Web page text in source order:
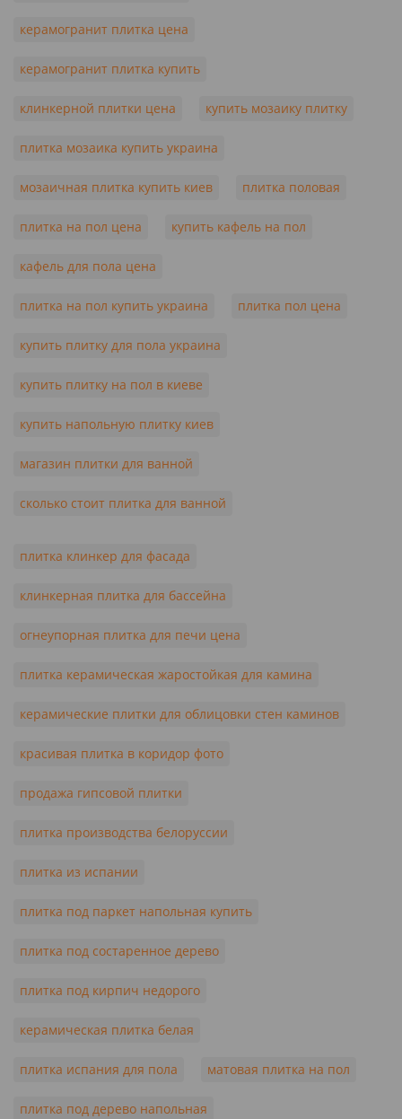
керамогранит плитка цена
керамогранит плитка купить
клинкерной плитки цена купить мозаику плитку
плитка мозаика купить украина
мозаичная плитка купить киев плитка половая
плитка на пол цена купить кафель на пол
кафель для пола цена
плитка на пол купить украина плитка пол цена
купить плитку для пола украина
купить плитку на пол в киеве
купить напольную плитку киев
магазин плитки для ванной
сколько стоит плитка для ванной
плитка клинкер для фасада
клинкерная плитка для бассейна
огнеупорная плитка для печи цена
плитка керамическая жаростойкая для камина
керамические плитки для облицовки стен каминов
красивая плитка в коридор фото
продажа гипсовой плитки
плитка производства белоруссии
плитка из испании
плитка под паркет напольная купить
плитка под состаренное дерево
плитка под кирпич недорого
керамическая плитка белая
плитка испания для пола матовая плитка на пол
плитка под дерево напольная